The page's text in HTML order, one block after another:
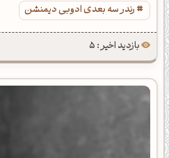
رندر سه بعدی ادوبی دیمنشن
بازدید اخیر : 5